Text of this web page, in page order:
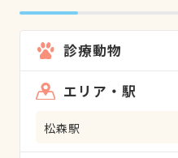
診療動物
エリア・駅
松森駅